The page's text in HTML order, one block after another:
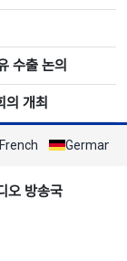
수출 논의
의 개최
French German
오 방송국